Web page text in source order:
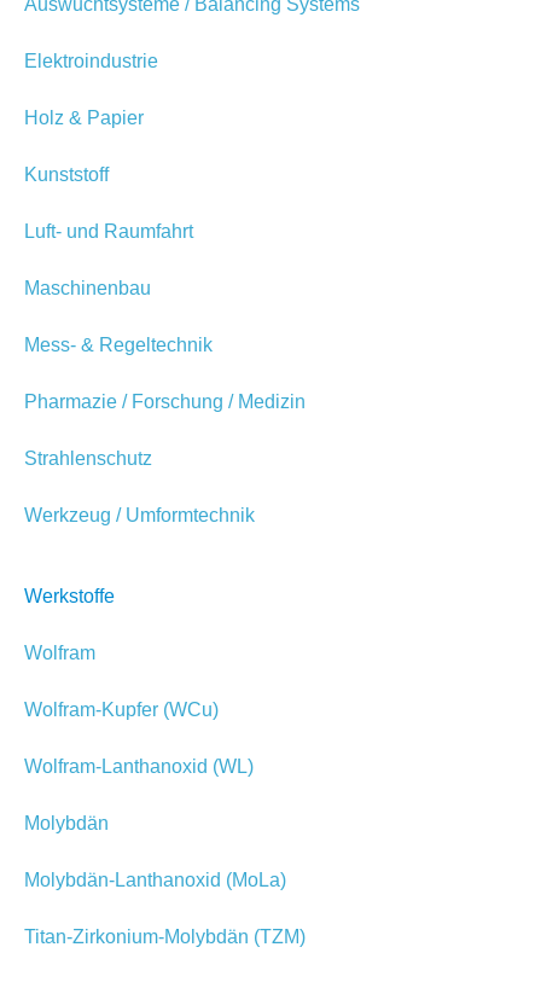
Auswuchtsysteme / Balancing Systems
Elektroindustrie
Holz & Papier
Kunststoff
Luft- und Raumfahrt
Maschinenbau
Mess- & Regeltechnik
Pharmazie / Forschung / Medizin
Strahlenschutz
Werkzeug / Umformtechnik
Werkstoffe
Wolfram
Wolfram-Kupfer (WCu)
Wolfram-Lanthanoxid (WL)
Molybdän
Molybdän-Lanthanoxid (MoLa)
Titan-Zirkonium-Molybdän (TZM)